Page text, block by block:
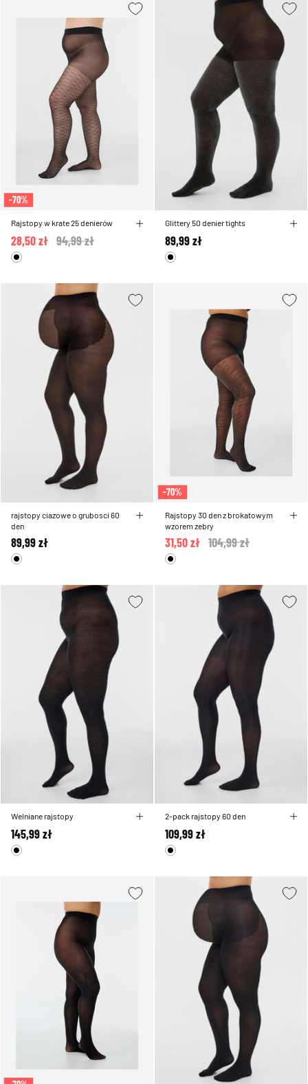
-70%
Rajstopy w krate 25 denierów
Price reduced from
94,99 zł
28,50 zł
Glittery 50 denier tights
89,99 zł
rajstopy ciazowe o grubosci 60
den
89,99 zł
-70%
Rajstopy 30 den z brokatowym
wzorem zebry
Price reduced from
104,99 zł
31,50 zł
Welniane rajstopy
145,99 zł
2-pack rajstopy 60 den
109,99 zł